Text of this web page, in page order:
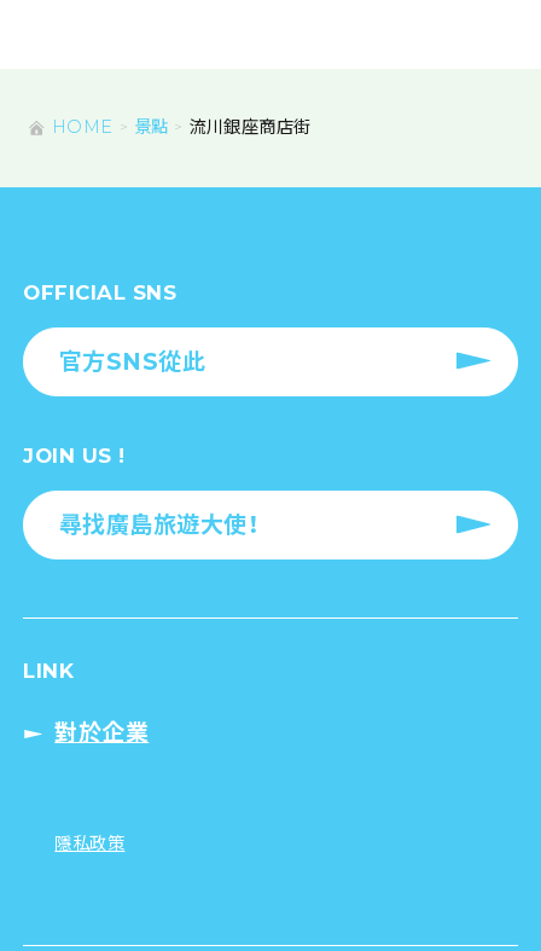
HOME 景點 流川銀座商店街
OFFICIAL SNS
官方SNS從此
JOIN US !
尋找廣島旅遊大使！
LINK
對於企業
隱私政策